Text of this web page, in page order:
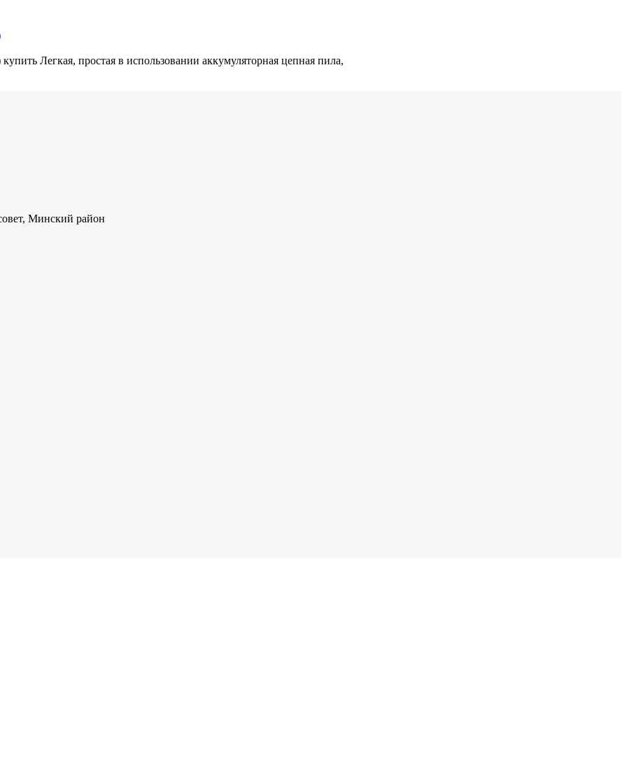
Легкая, простая в использовании аккумуляторная цепная пила,
Минский район